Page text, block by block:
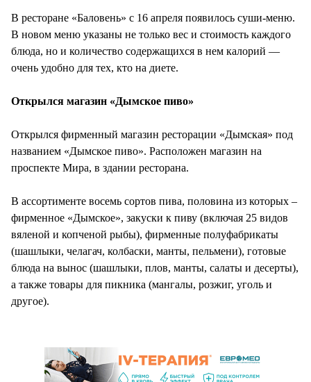
В ресторане «Баловень» с 16 апреля появилось суши-меню.
В новом меню указаны не только вес и стоимость каждого
блюда, но и количество содержащихся в нем калорий —
очень удобно для тех, кто на диете.
Открылся магазин «Дымское пиво»
Открылся фирменный магазин ресторации «Дымская» под
названием «Дымское пиво». Расположен магазин на
проспекте Мира, в здании ресторана.
В ассортименте восемь сортов пива, половина из которых –
фирменное «Дымское», закуски к пиву (включая 25 видов
вяленой и копченой рыбы), фирменные полуфабрикаты
(шашлыки, челагач, колбаски, манты, пельмени), готовые
блюда на вынос (шашлыки, плов, манты, салаты и десерты),
а также товары для пикника (мангалы, розжиг, уголь и
другое).